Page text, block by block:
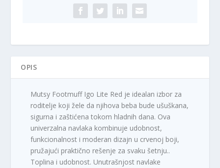
OPIS
Mutsy Footmuff Igo Lite Red je idealan izbor za
roditelje koji žele da njihova beba bude ušuškana,
sigurna i zaštićena tokom hladnih dana. Ova
univerzalna navlaka kombinuje udobnost,
funkcionalnost i moderan dizajn u crvenoj boji,
pružajući praktično rešenje za svaku šetnju..
Toplina i udobnost. Unutrašnjost navlake